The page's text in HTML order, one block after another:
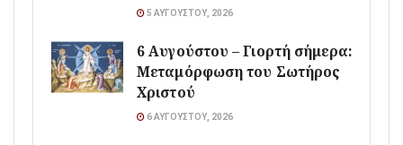
5 ΑΥΓΟΎΣΤΟΥ, 2026
6 Αυγούστου – Γιορτή σήμερα:
Μεταμόρφωση του Σωτήρος
Χριστού
6 ΑΥΓΟΎΣΤΟΥ, 2026